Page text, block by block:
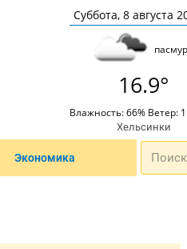
Суббота, 8 августа
16.9°
Влажность: 66% Ветер:
Хельсинки
Экономика